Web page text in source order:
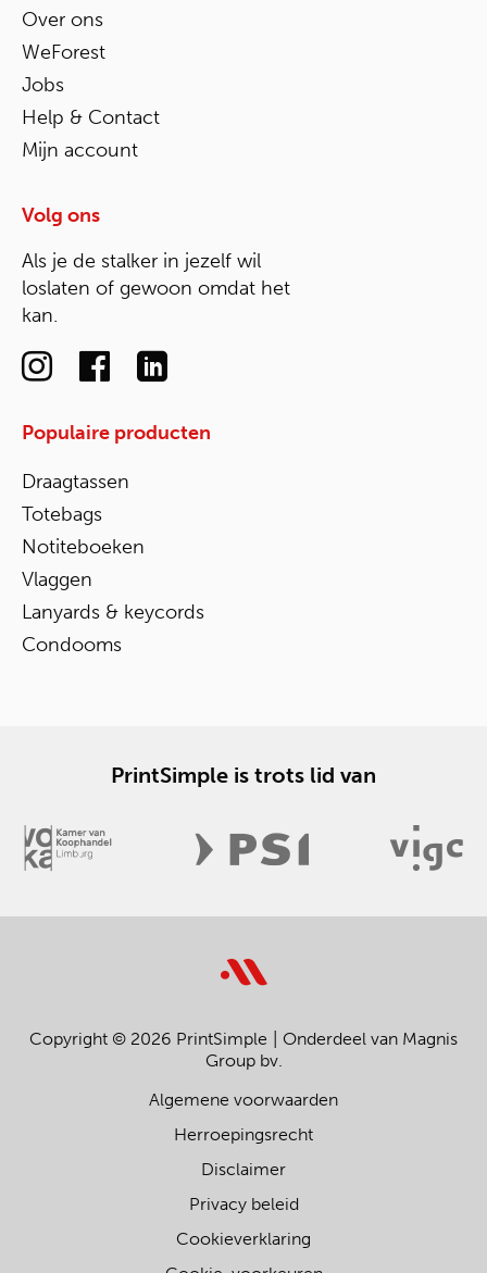
Over ons
WeForest
Jobs
Help & Contact
Mijn account
Volg ons
Als je de stalker in jezelf wil
loslaten of gewoon omdat het
kan.
Populaire producten
Draagtassen
Totebags
Notiteboeken
Vlaggen
Lanyards & keycords
Condooms
PrintSimple is trots lid van
Copyright © 2026 PrintSimple
Onderdeel van Magnis
Group bv.
Algemene voorwaarden
Herroepingsrecht
Disclaimer
Privacy beleid
Cookieverklaring